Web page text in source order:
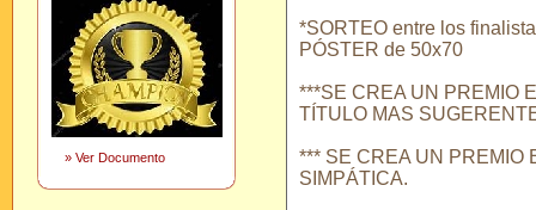
» Ver Documento
*SORTEO entre los
PÓSTER de 50x70
***SE CREA UN PREMIO
TÍTULO MAS
*** SE CREA UN PREMIO
SIMPÁTICA.